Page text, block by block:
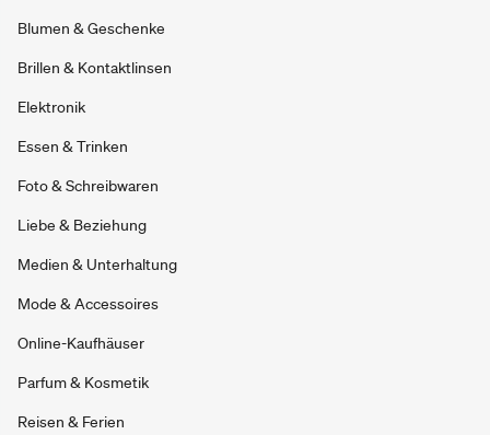
Blumen & Geschenke
Brillen & Kontaktlinsen
Elektronik
Essen & Trinken
Foto & Schreibwaren
Liebe & Beziehung
Medien & Unterhaltung
Mode & Accessoires
Online-Kaufhäuser
Parfum & Kosmetik
Reisen & Ferien